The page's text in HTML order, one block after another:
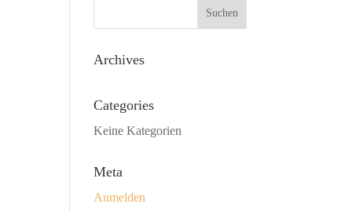
Archives
Categories
Keine Kategorien
Meta
Anmelden